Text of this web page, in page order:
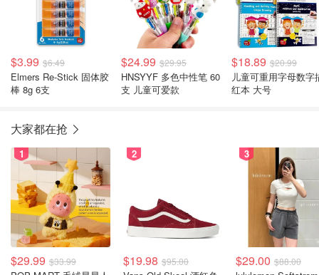
$3.99 $6.49
Elmers Re-Stick 固体胶
棒 8g 6支
$24.99 $29.95
HNSYYF 多色中性笔 60
支 儿童可爱款
$18.89 $20.99
儿童可重用字母数字
红本 大号
大家都在抢
1
$29.99 $33.99
2
$19.98 $95.00
3
$29.00 $88.00